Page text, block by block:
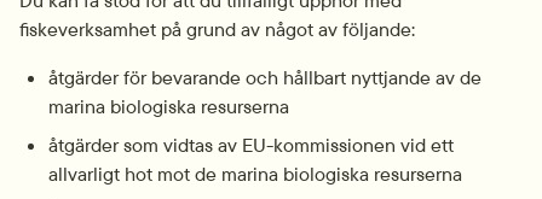
fiskeverksamhet på grund av något av följande:
åtgärder för bevarande och hållbart nyttjande av de
marina biologiska resurserna
åtgärder som vidtas av EU-kommissionen vid ett
allvarligt hot mot de marina biologiska resurserna